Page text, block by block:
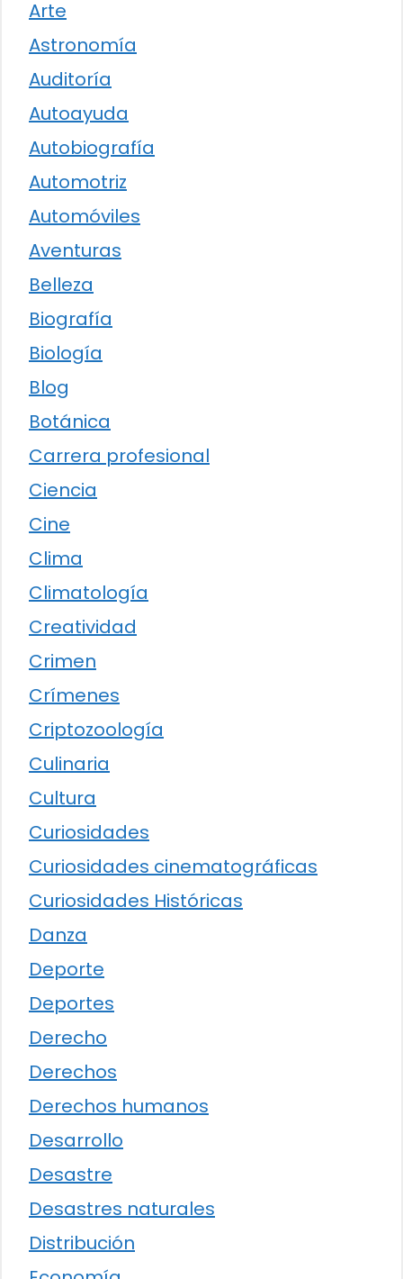
Arte
Astronomía
Auditoría
Autoayuda
Autobiografía
Automotriz
Automóviles
Aventuras
Belleza
Biografía
Biología
Blog
Botánica
Carrera profesional
Ciencia
Cine
Clima
Climatología
Creatividad
Crimen
Crímenes
Criptozoología
Culinaria
Cultura
Curiosidades
Curiosidades cinematográficas
Curiosidades Históricas
Danza
Deporte
Deportes
Derecho
Derechos
Derechos humanos
Desarrollo
Desastre
Desastres naturales
Distribución